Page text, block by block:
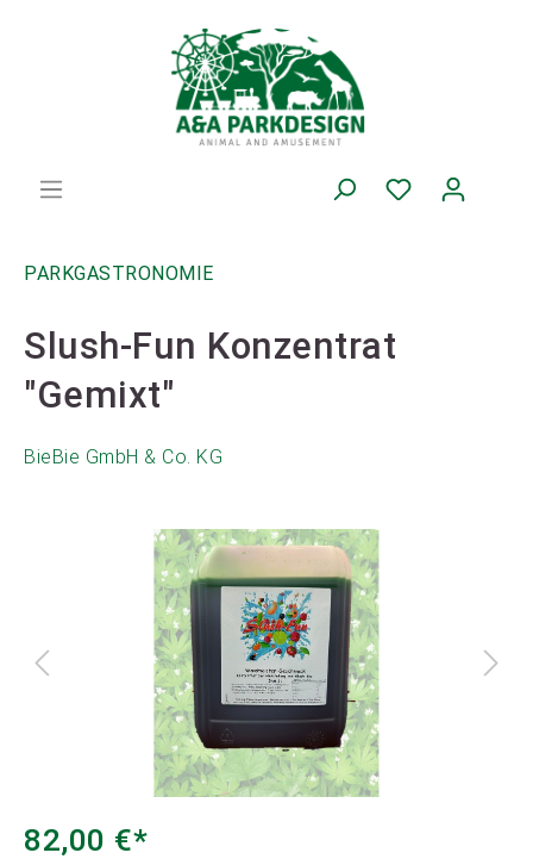
PARKGASTRONOMIE
Slush-Fun Konzentrat
"Gemixt"
BieBie GmbH & Co. KG
82,00 €*